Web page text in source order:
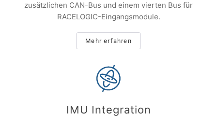
zusätzlichen CAN-Bus und einem vierten Bus für
RACELOGIC-Eingangsmodule.
Mehr erfahren
IMU Integration